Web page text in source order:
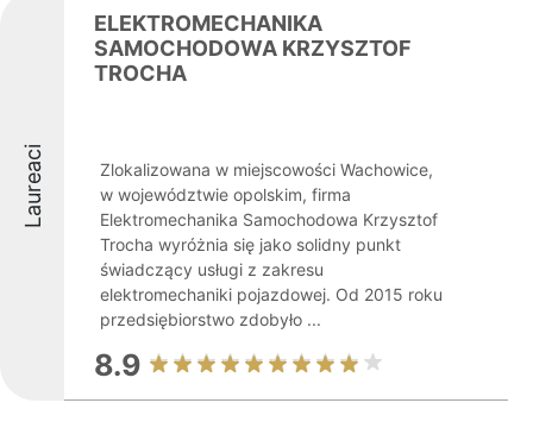
Laureaci
ELEKTROMECHANIKA
SAMOCHODOWA KRZYSZTOF
TROCHA
Zlokalizowana w miejscowości Wachowice,
w województwie opolskim, firma
Elektromechanika Samochodowa Krzysztof
Trocha wyróżnia się jako solidny punkt
świadczący usługi z zakresu
elektromechaniki pojazdowej. Od 2015 roku
przedsiębiorstwo zdobyło ...
8.9